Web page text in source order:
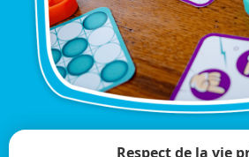
Respect de la vie